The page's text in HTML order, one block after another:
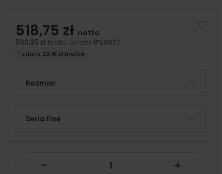
518,75 zł netto
560,25 zł brutto (w tym 8%VAT)
1 sztuka: 22.41 zł brutto
Rozmiar
Seria Fine
- +